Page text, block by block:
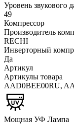
Уровень звукового
49
Компрессор
Производитель
RECHI
Инверторный
Да
Артикул
Артикулы товара
AAD0BEE00RU,
Мощная УФ Лампа